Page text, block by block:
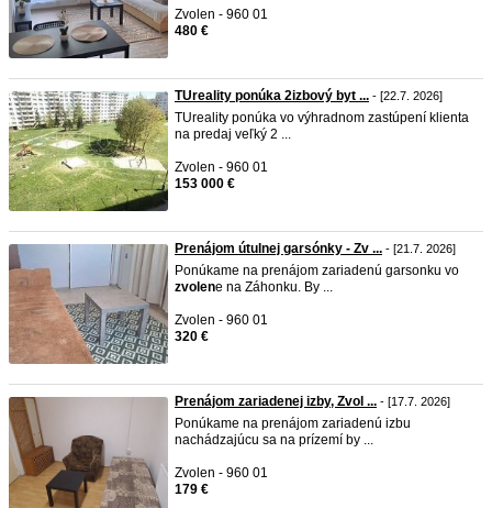
Zvolen - 960 01
480 €
TUreality ponúka 2izbový byt ... - [22.7. 2026]
TUreality ponúka vo výhradnom zastúpení klienta
na predaj veľký 2 ...
Zvolen - 960 01
153 000 €
Prenájom útulnej garsónky - Zv ... - [21.7. 2026]
Ponúkame na prenájom zariadenú garsonku vo
zvolene na Záhonku. By ...
Zvolen - 960 01
320 €
Prenájom zariadenej izby, Zvol ... - [17.7. 2026]
Ponúkame na prenájom zariadenú izbu
nachádzajúcu sa na prízemí by ...
Zvolen - 960 01
179 €